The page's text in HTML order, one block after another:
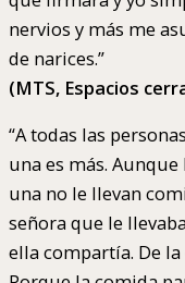
nervios y más me
de narices.”
(MTS, Espacios
“A todas las
una es más.
una no le llevan
señora que le
ella compartía. De